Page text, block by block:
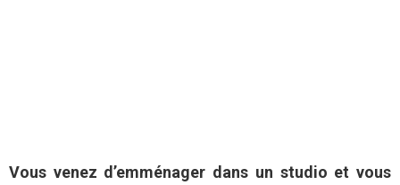
Vous venez d’emménager dans un studio et vous